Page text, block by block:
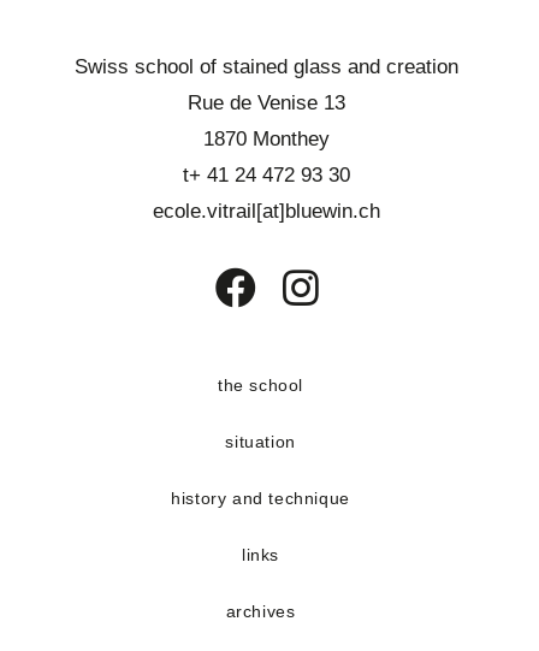
Swiss school of stained glass and creation
Rue de Venise 13
1870 Monthey
t+ 41 24 472 93 30
ecole.vitrail[at]bluewin.ch
a
tab
a
the school
situation
history and technique
links
archives